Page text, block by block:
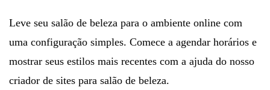
Leve seu salão de beleza para o ambiente online com
uma configuração simples. Comece a agendar horários e
mostrar seus estilos mais recentes com a ajuda do nosso
criador de sites para salão de beleza.